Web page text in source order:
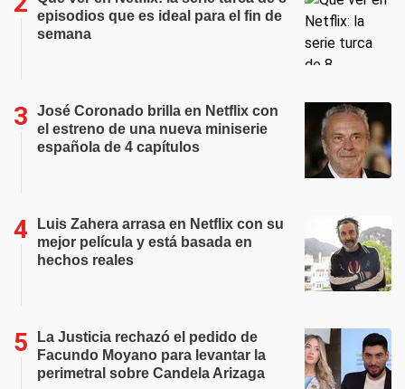
episodios que es ideal para el fin de
semana
José Coronado brilla en Netflix con
el estreno de una nueva miniserie
española de 4 capítulos
Luis Zahera arrasa en Netflix con su
mejor película y está basada en
hechos reales
La Justicia rechazó el pedido de
Facundo Moyano para levantar la
perimetral sobre Candela Arizaga